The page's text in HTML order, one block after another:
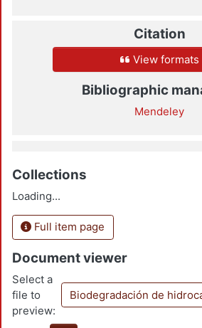
Citation
View formats
Bibliographic
Mendeley
Collections
Loading...
Full item page
Document viewer
Select a
file to
preview:
Biodegradación de